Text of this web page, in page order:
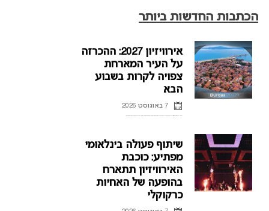
הכתבות החדשות ביותר
אירוויזיון 2027: ההכרזה
על העיר המארחת
צפויה לקרות בשבוע
הבא
7 באוגוסט 2026
שיתוף פעולה בינלאומי
מפתיע: כוכבת
האירוויזיון תתארח
בהופעה של האחיות
כרקוקלי